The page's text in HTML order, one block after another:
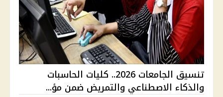
تنسيق الجامعات 2026.. كليات الحاسبات
والذكاء الاصطناعي والتمريض ضمن مؤ...